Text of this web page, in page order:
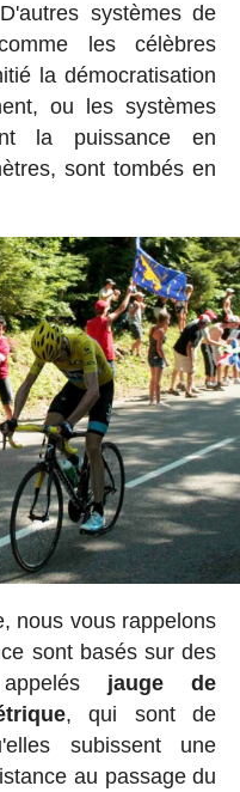
systèmes de
les célèbres
la démocratisation
ou les systèmes
la puissance en
sont tombés en
nous vous rappelons
sont basés sur des
appelés jauge de
, qui sont de
subissent une
au passage du